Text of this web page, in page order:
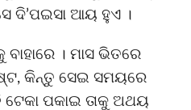
ଦି’ପଇସା ଆୟ ହୁଏ ।
। ମାସ ଭିତରେ
କିନ୍ତୁ ସେଇ ସମୟରେ
ପକାଇ ତାକୁ ଅଥୟ